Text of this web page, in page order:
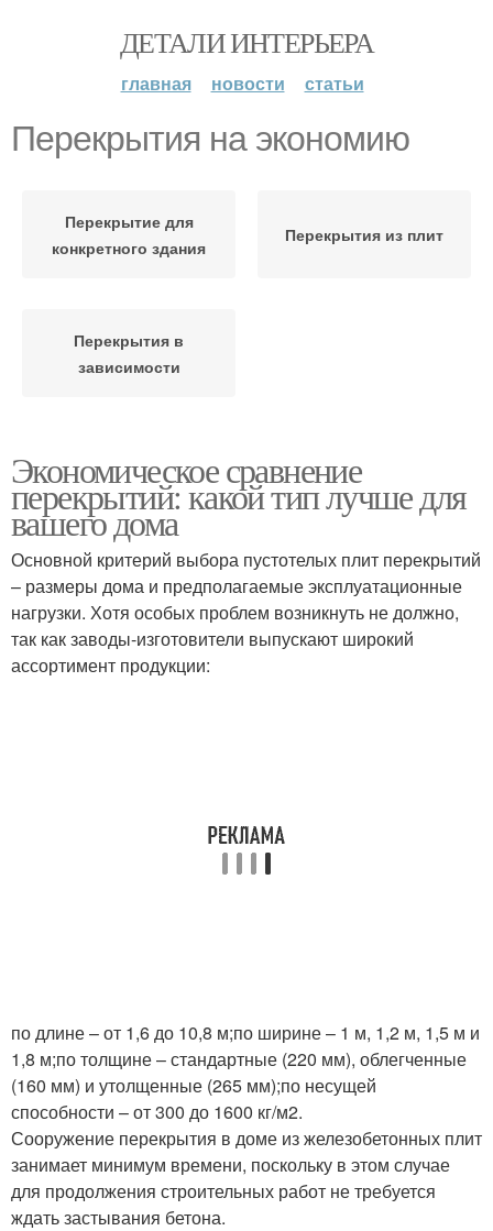
ДЕТАЛИ ИНТЕРЬЕРА
главная новости статьи
Перекрытия на экономию
Перекрытие для
конкретного здания
Перекрытия из плит
Перекрытия в
зависимости
Экономическое сравнение
перекрытий: какой тип лучше для
вашего дома
Основной критерий выбора пустотелых плит перекрытий
– размеры дома и предполагаемые эксплуатационные
нагрузки. Хотя особых проблем возникнуть не должно,
так как заводы-изготовители выпускают широкий
ассортимент продукции:
по длине – от 1,6 до 10,8 м;по ширине – 1 м, 1,2 м, 1,5 м и
1,8 м;по толщине – стандартные (220 мм), облегченные
(160 мм) и утолщенные (265 мм);по несущей
способности – от 300 до 1600 кг/м2.
Сооружение перекрытия в доме из железобетонных плит
занимает минимум времени, поскольку в этом случае
для продолжения строительных работ не требуется
ждать застывания бетона.